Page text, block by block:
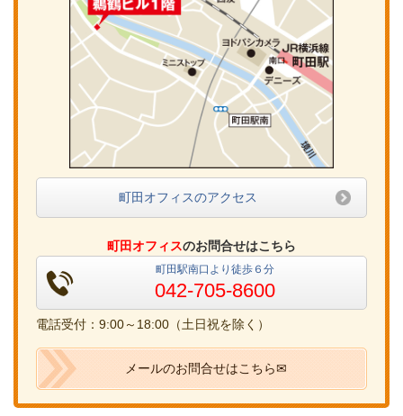
町田オフィスのアクセス
町田オフィスのお問合せはこちら
町田駅南口より徒歩６分
042-705-8600
電話受付：9:00～18:00（土日祝を除く）
メールのお問合せはこちら✉